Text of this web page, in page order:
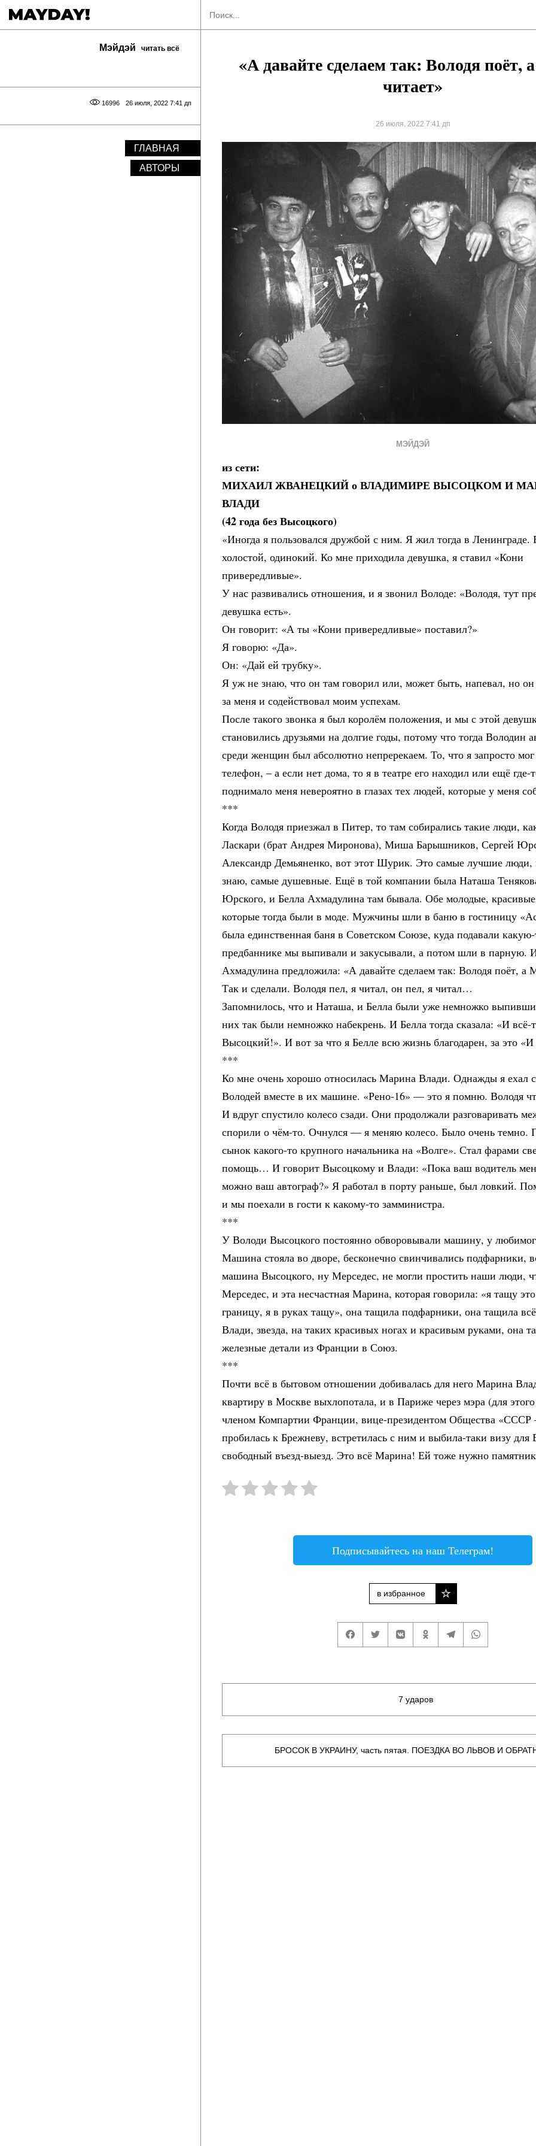
Мэйдэй читать всё
26 июля, 2022 7:41 дп
16996
ГЛАВНАЯ
АВТОРЫ
«А давайте сделаем так: Володя
читает»
26 июля, 2022 7:41 дп
МЭЙДЭЙ
из сети:
МИХАИЛ ЖВАНЕЦКИЙ о ВЛАДИМИРЕ ВЫСОЦКОМ И
ВЛАДИ
(42 года без Высоцкого)
«Иногда я пользовался дружбой с ним. Я жил тогда в Ленинграде.
холостой, одинокий. Ко мне приходила девушка, я ставил «Кони
привередливые».
У нас развивались отношения, и я звонил Володе: «Володя, тут
девушка есть».
Он говорит: «А ты «Кони привередливые» поставил?»
Я говорю: «Да».
Он: «Дай ей трубку».
Я уж не знаю, что он там говорил или, может быть, напевал, но он
за меня и содействовал моим успехам.
После такого звонка я был королём положения, и мы с этой
становились друзьями на долгие годы, потому что тогда Володин
среди женщин был абсолютно непререкаем. То, что я запросто мог
телефон, – а если нет дома, то я в театре его находил или ещё где-
поднимало меня невероятно в глазах тех людей, которые у меня
***
Когда Володя приезжал в Питер, то там собирались такие люди,
Ласкари (брат Андрея Миронова), Миша Барышников, Сергей
Александр Демьяненко, вот этот Шурик. Это самые лучшие люди,
знаю, самые душевные. Ещё в той компании была Наташа
Юрского, и Белла Ахмадулина там бывала. Обе молодые,
которые тогда были в моде. Мужчины шли в баню в гостиницу
была единственная баня в Советском Союзе, куда подавали
предбаннике мы выпивали и закусывали, а потом шли в парную.
Ахмадулина предложила: «А давайте сделаем так: Володя поёт, а
Так и сделали. Володя пел, я читал, он пел, я читал…
Запомнилось, что и Наташа, и Белла были уже немножко
них так были немножко набекрень. И Белла тогда сказала: «И всё-
Высоцкий!». И вот за что я Белле всю жизнь благодарен, за это «И
***
Ко мне очень хорошо относилась Марина Влади. Однажды я ехал
Володей вместе в их машине. «Рено-16» — это я помню. Володя
И вдруг спустило колесо сзади. Они продолжали разговаривать
спорили о чём-то. Очнулся — я меняю колесо. Было очень темно.
сынок какого-то крупного начальника на «Волге». Стал фарами
помощь… И говорит Высоцкому и Влади: «Пока ваш водитель
можно ваш автограф?» Я работал в порту раньше, был ловкий.
и мы поехали в гости к какому-то замминистра.
***
У Володи Высоцкого постоянно обворовывали машину, у
Машина стояла во дворе, бесконечно свинчивались подфарники,
машина Высоцкого, ну Мерседес, не могли простить наши люди,
Мерседес, и эта несчастная Марина, которая говорила: «я тащу
границу, я в руках тащу», она тащила подфарники, она тащила
Влади, звезда, на таких красивых ногах и красивым руками, она
железные детали из Франции в Союз.
***
Почти всё в бытовом отношении добивалась для него Марина
квартиру в Москве выхлопотала, и в Париже через мэра (для
членом Компартии Франции, вице-президентом Общества
пробилась к Брежневу, встретилась с ним и выбила-таки визу для
свободный въезд-выезд. Это всё Марина! Ей тоже нужно
Подписывайтесь на наш Телеграм!
в избранное
7 ударов
БРОСОК В УКРАИНУ, часть пятая. ПОЕЗДКА ВО ЛЬВОВ И